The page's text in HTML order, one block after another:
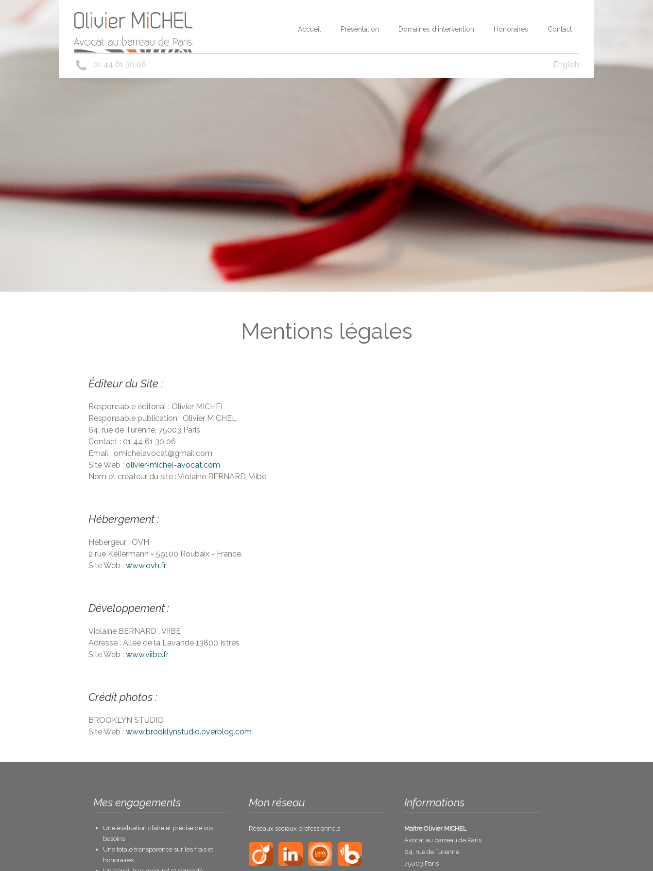
Accueil Présentation Domaines d'intervention Honoraires Contact
01 44 61 30 06 English
Mentions légales
Éditeur du Site :
Responsable éditorial : Olivier MICHEL
Responsable publication : Olivier MICHEL
64, rue de Turenne, 75003 Paris
Contact : 01 44 61 30 06
Email : omichelavocat@gmail.com
Site Web : olivier-michel-avocat.com
Nom et créateur du site : Violaine BERNARD, Viibe
Hébergement :
Hébergeur : OVH
2 rue Kellermann - 59100 Roubaix - France.
Site Web : www.ovh.fr
Développement :
Violaine BERNARD . VIIBE
Adresse : Allée de la Lavande 13800 Istres
Site Web : www.viibe.fr
Crédit photos :
BROOKLYN STUDIO
Site Web : www.brooklynstudio.overblog.com
Mes engagements
Une évaluation claire et précise de vos
besoins
Une totale transparence sur les frais et
honoraires
Mon réseau
Réseaux sociaux professionnels
Informations
Maître Olivier MICHEL
Avocat au barreau de Paris
64, rue de Turenne
75003 Paris